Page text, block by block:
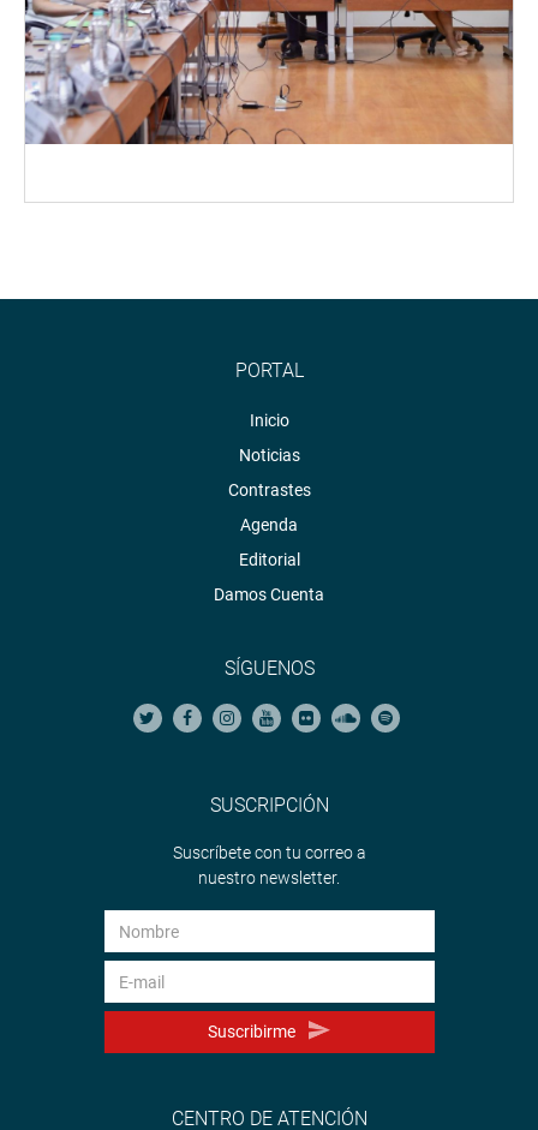
PORTAL
Inicio
Noticias
Contrastes
Agenda
Editorial
Damos Cuenta
SÍGUENOS
SUSCRIPCIÓN
Suscríbete con tu correo a
nuestro newsletter.
Suscribirme
CENTRO DE ATENCIÓN